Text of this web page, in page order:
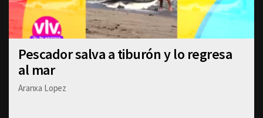
Pescador salva a tiburón y lo regresa
al mar
Aranxa Lopez